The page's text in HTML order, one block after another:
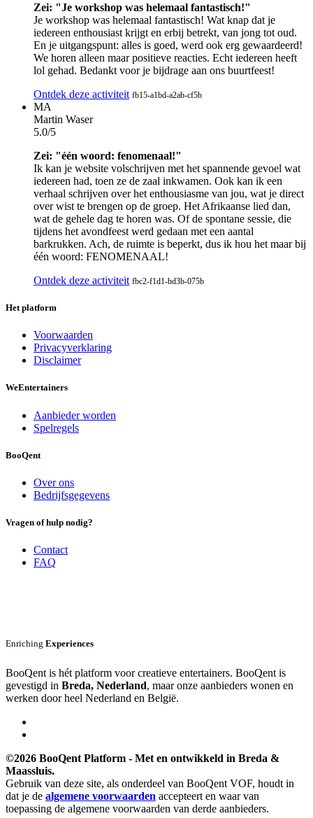
Zei: "Je workshop was helemaal fantastisch!"
Je workshop was helemaal fantastisch! Wat knap dat je
iedereen enthousiast krijgt en erbij betrekt, van jong tot oud.
En je uitgangspunt: alles is goed, werd ook erg gewaardeerd!
We horen alleen maar positieve reacties. Echt iedereen heeft
lol gehad. Bedankt voor je bijdrage aan ons buurtfeest!
Ontdek deze activiteit fb15-a1bd-a2ab-cf5b
MA
Martin Waser
5.0/5
Zei: "één woord: fenomenaal!"
Ik kan je website volschrijven met het spannende gevoel wat
iedereen had, toen ze de zaal inkwamen. Ook kan ik een
verhaal schrijven over het enthousiasme van jou, wat je direct
over wist te brengen op de groep. Het Afrikaanse lied dan,
wat de gehele dag te horen was. Of de spontane sessie, die
tijdens het avondfeest werd gedaan met een aantal
barkrukken. Ach, de ruimte is beperkt, dus ik hou het maar bij
één woord: FENOMENAAL!
Ontdek deze activiteit fbc2-f1d1-bd3b-075b
Het platform
Voorwaarden
Privacyverklaring
Disclaimer
WeEntertainers
Aanbieder worden
Spelregels
BooQent
Over ons
Bedrijfsgegevens
Vragen of hulp nodig?
Contact
FAQ
Enriching Experiences
BooQent is hét platform voor creatieve entertainers. BooQent is
gevestigd in Breda, Nederland, maar onze aanbieders wonen en
werken door heel Nederland en België.
©2026 BooQent Platform - Met en ontwikkeld in Breda &
Maassluis.
Gebruik van deze site, als onderdeel van BooQent VOF, houdt in
dat je de algemene voorwaarden accepteert en waar van
toepassing de algemene voorwaarden van derde aanbieders.